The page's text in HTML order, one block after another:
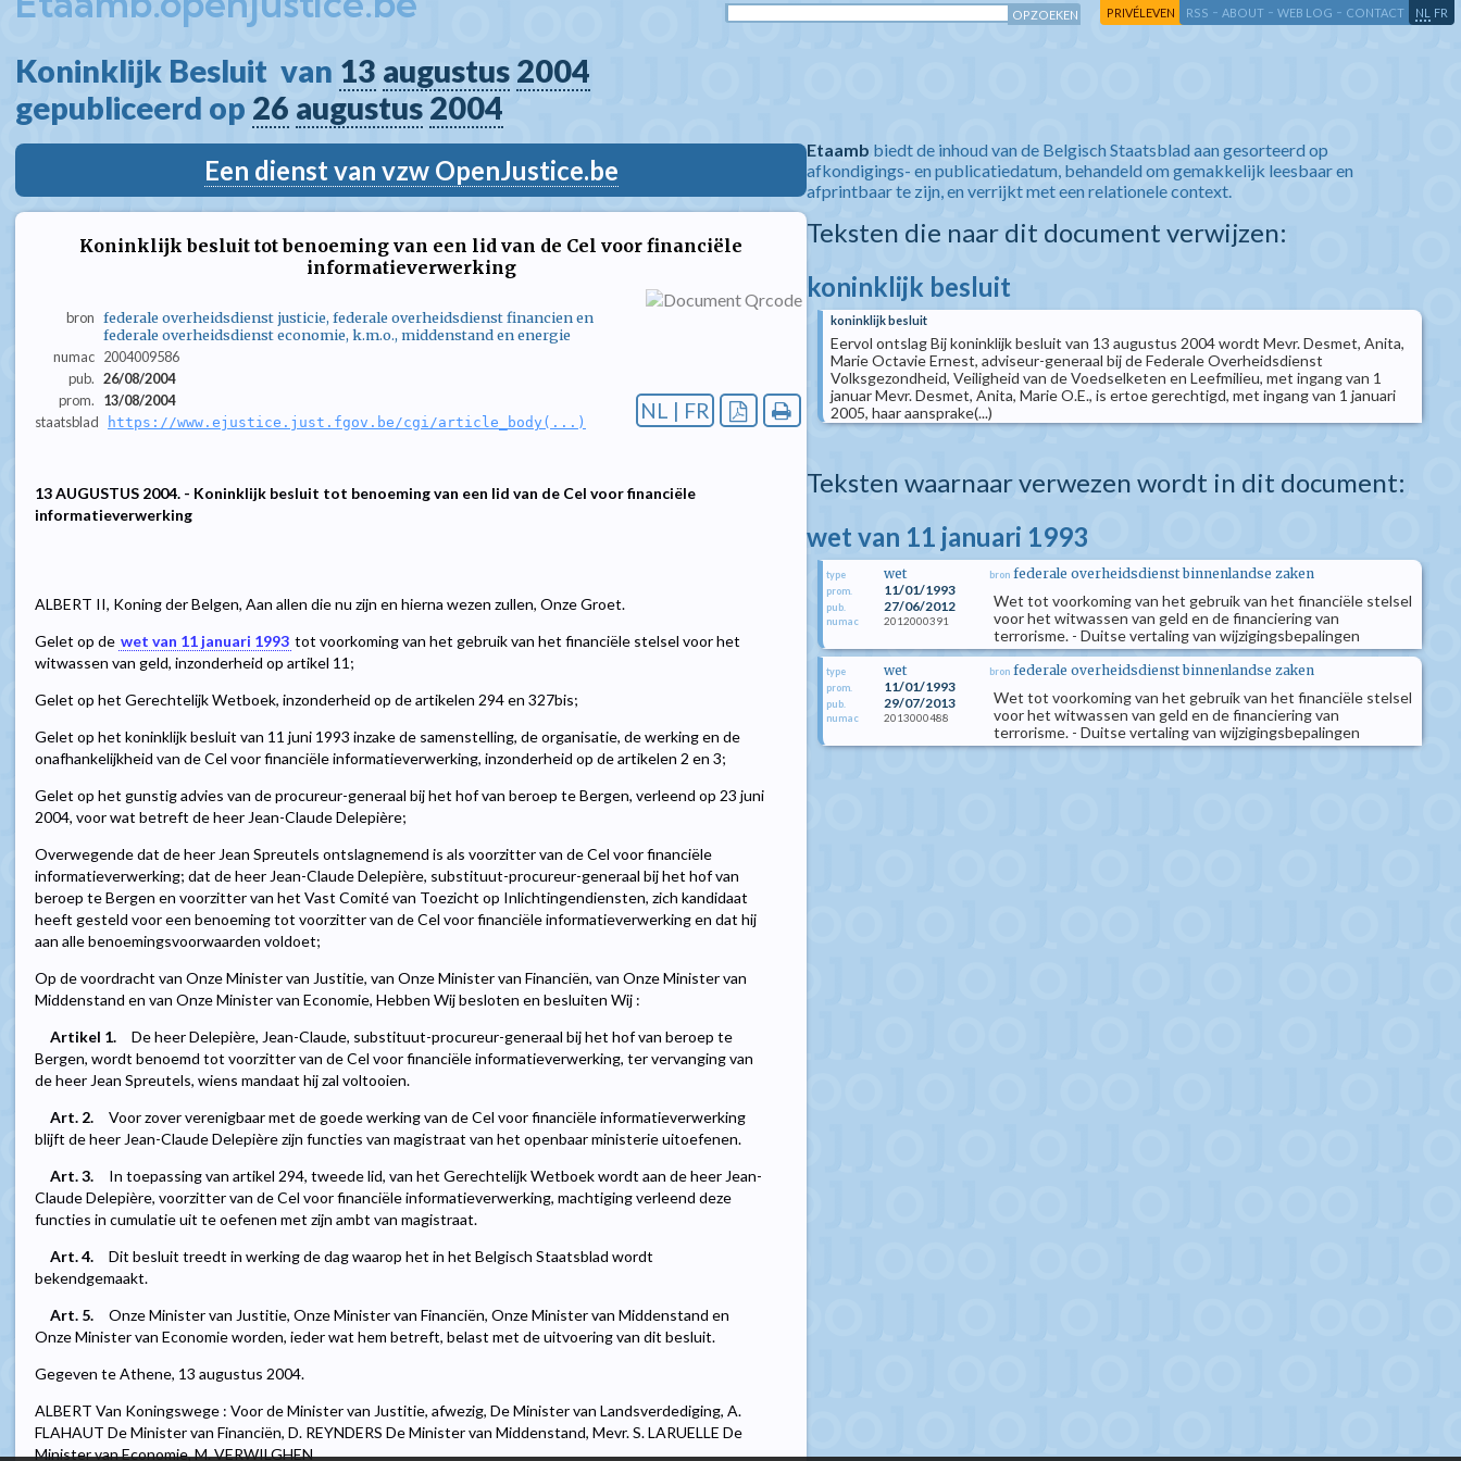
PRIVÉLEVEN RSS - ABOUT - WEB LOG - CONTACT NL FR
Koninklijk Besluit  van 13 augustus 2004
gepubliceerd op 26 augustus 2004
Een dienst van vzw OpenJustice.be
Koninklijk besluit tot benoeming van een lid van de Cel voor financiële
informatieverwerking
bron federale overheidsdienst justicie, federale overheidsdienst financien en
federale overheidsdienst economie, k.m.o., middenstand en energie
numac 2004009586
pub. 26/08/2004
prom.
13/08/2004
staatsblad
https://www.ejustice.just.fgov.be/cgi/article_body(...) NL | FR
13 AUGUSTUS 2004. - Koninklijk besluit tot benoeming van een lid van de Cel voor financiële
informatieverwerking
ALBERT II, Koning der Belgen, Aan allen die nu zijn en hierna wezen zullen, Onze Groet.
Gelet op de wet van 11 januari 1993 tot voorkoming van het gebruik van het financiële stelsel voor het
witwassen van geld, inzonderheid op artikel 11;
Gelet op het Gerechtelijk Wetboek, inzonderheid op de artikelen 294 en 327bis;
Gelet op het koninklijk besluit van 11 juni 1993 inzake de samenstelling, de organisatie, de werking en de
onafhankelijkheid van de Cel voor financiële informatieverwerking, inzonderheid op de artikelen 2 en 3;
Gelet op het gunstig advies van de procureur-generaal bij het hof van beroep te Bergen, verleend op 23 juni
2004, voor wat betreft de heer Jean-Claude Delepière;
Overwegende dat de heer Jean Spreutels ontslagnemend is als voorzitter van de Cel voor financiële
informatieverwerking; dat de heer Jean-Claude Delepière, substituut-procureur-generaal bij het hof van
beroep te Bergen en voorzitter van het Vast Comité van Toezicht op Inlichtingendiensten, zich kandidaat
heeft gesteld voor een benoeming tot voorzitter van de Cel voor financiële informatieverwerking en dat hij
aan alle benoemingsvoorwaarden voldoet;
Op de voordracht van Onze Minister van Justitie, van Onze Minister van Financiën, van Onze Minister van
Middenstand en van Onze Minister van Economie, Hebben Wij besloten en besluiten Wij :
Artikel 1.
De heer Delepière, Jean-Claude, substituut-procureur-generaal bij het hof van beroep te
Bergen, wordt benoemd tot voorzitter van de Cel voor financiële informatieverwerking, ter vervanging van
de heer Jean Spreutels, wiens mandaat hij zal voltooien.
Art. 2.
Voor zover verenigbaar met de goede werking van de Cel voor financiële informatieverwerking
blijft de heer Jean-Claude Delepière zijn functies van magistraat van het openbaar ministerie uitoefenen.
Art. 3.
In toepassing van artikel 294, tweede lid, van het Gerechtelijk Wetboek wordt aan de heer Jean-
Claude Delepière, voorzitter van de Cel voor financiële informatieverwerking, machtiging verleend deze
functies in cumulatie uit te oefenen met zijn ambt van magistraat.
Art. 4.
Dit besluit treedt in werking de dag waarop het in het Belgisch Staatsblad wordt
bekendgemaakt.
Art. 5.
Onze Minister van Justitie, Onze Minister van Financiën, Onze Minister van Middenstand en
Onze Minister van Economie worden, ieder wat hem betreft, belast met de uitvoering van dit besluit.
Gegeven te Athene, 13 augustus 2004.
ALBERT Van Koningswege : Voor de Minister van Justitie, afwezig, De Minister van Landsverdediging, A.
FLAHAUT De Minister van Financiën, D. REYNDERS De Minister van Middenstand, Mevr. S. LARUELLE De
Minister van Economie, M. VERWILGHEN
Etaamb biedt de inhoud van de Belgisch Staatsblad aan gesorteerd op
afkondigings- en publicatiedatum, behandeld om gemakkelijk leesbaar en
afprintbaar te zijn, en verrijkt met een relationele context.
Teksten die naar dit document verwijzen:
koninklijk besluit
koninklijk besluit
Eervol ontslag Bij koninklijk besluit van 13 augustus 2004 wordt Mevr. Desmet, Anita,
Marie Octavie Ernest, adviseur-generaal bij de Federale Overheidsdienst
Volksgezondheid, Veiligheid van de Voedselketen en Leefmilieu, met ingang van 1
januar Mevr. Desmet, Anita, Marie O.E., is ertoe gerechtigd, met ingang van 1 januari
2005, haar aansprake(...)
Teksten waarnaar verwezen wordt in dit document:
wet van 11 januari 1993
type wet
prom. 11/01/1993
pub. 27/06/2012
numac 2012000391
bron federale overheidsdienst binnenlandse zaken
Wet tot voorkoming van het gebruik van het financiële stelsel
voor het witwassen van geld en de financiering van
terrorisme. - Duitse vertaling van wijzigingsbepalingen
type wet
prom. 11/01/1993
pub. 29/07/2013
numac 2013000488
bron federale overheidsdienst binnenlandse zaken
Wet tot voorkoming van het gebruik van het financiële stelsel
voor het witwassen van geld en de financiering van
terrorisme. - Duitse vertaling van wijzigingsbepalingen